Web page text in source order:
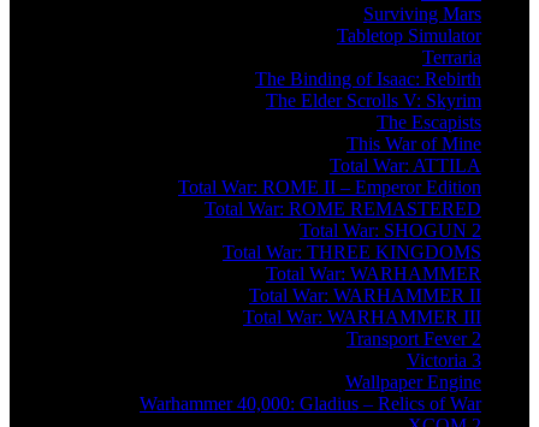
Surviving Mars
Tabletop Simulator
Terraria
The Binding of Isaac: Rebirth
The Elder Scrolls V: Skyrim
The Escapists
This War of Mine
Total War: ATTILA
Total War: ROME II – Emperor Edition
Total War: ROME REMASTERED
Total War: SHOGUN 2
Total War: THREE KINGDOMS
Total War: WARHAMMER
Total War: WARHAMMER II
Total War: WARHAMMER III
Transport Fever 2
Victoria 3
Wallpaper Engine
Warhammer 40,000: Gladius – Relics of War